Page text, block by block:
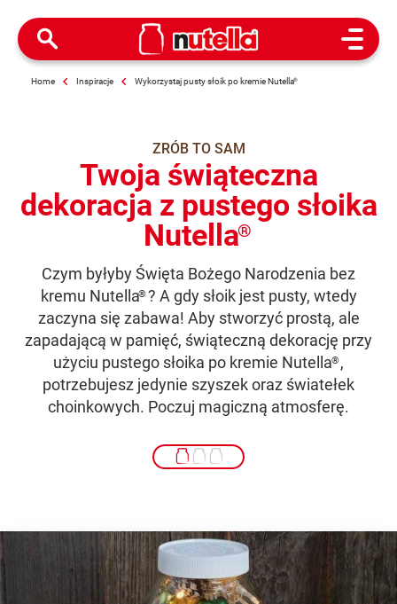
Open
Home Inspiracje Wykorzystaj pusty słoik po kremie Nutella®
ZRÓB TO SAM
Twoja świąteczna
dekoracja z pustego słoika
Nutella®
Czym byłyby Święta Bożego Narodzenia bez
kremu Nutella® ? A gdy słoik jest pusty, wtedy
zaczyna się zabawa! Aby stworzyć prostą, ale
zapadającą w pamięć, świąteczną dekorację przy
użyciu pustego słoika po kremie Nutella® ,
potrzebujesz jedynie szyszek oraz światełek
choinkowych. Poczuj magiczną atmosferę.